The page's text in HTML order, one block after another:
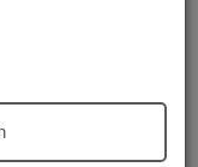
sowie